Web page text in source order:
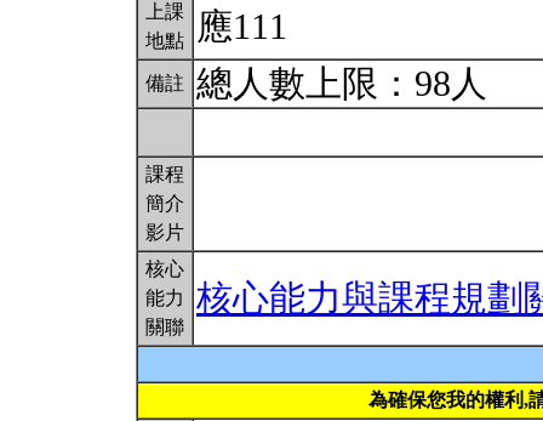
上課
地點
應111
備註 總人數上限：98人
課程
簡介
影片
核心
能力
關聯
核心能力與課程規劃
為確保您我的權利,